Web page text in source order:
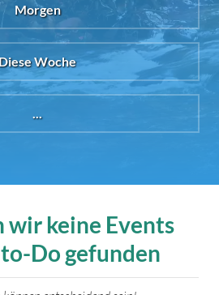
Morgen
Diese Woche
wir keine Events
Do gefunden